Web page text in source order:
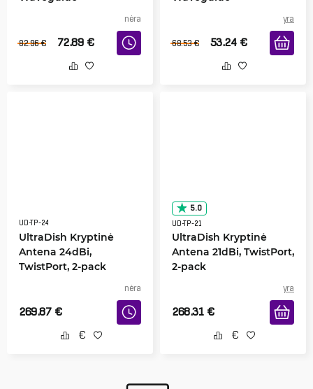
nėra
82.96 € 72.89 €
yra
68.53 € 53.24 €
UD-TP-24
UltraDish Kryptinė
Antena 24dBi,
TwistPort, 2-pack
nėra
269.87 €
5.0
UD-TP-21
UltraDish Kryptinė
Antena 21dBi, TwistPort,
2-pack
yra
268.31 €